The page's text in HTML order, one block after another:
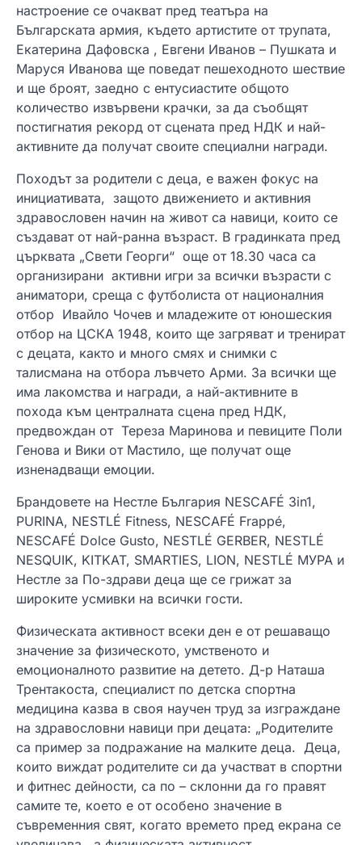
настроение се очакват пред театъра на
Българската армия, където артистите от трупата,
Екатерина Дафовска , Евгени Иванов – Пушката и
Маруся Иванова ще поведат пешеходното шествие
и ще броят, заедно с ентусиастите общото
количество извървени крачки, за да съобщят
постигнатия рекорд от сцената пред НДК и най-
активните да получат своите специални награди.
Походът за родители с деца, е важен фокус на
инициативата, защото движението и активния
здравословен начин на живот са навици, които се
създават от най-ранна възраст. В градинката пред
църквата „Свети Георги“ още от 18.30 часа са
организирани активни игри за всички възрасти с
аниматори, среща с футболиста от националния
отбор Ивайло Чочев и младежите от юношеския
отбор на ЦСКА 1948, които ще загряват и тренират
с децата, както и много смях и снимки с
талисмана на отбора лъвчето Арми. За всички ще
има лакомства и награди, а най-активните в
похода към централната сцена пред НДК,
предвождан от Тереза Маринова и певиците Поли
Генова и Вики от Мастило, ще получат още
изненадващи емоции.
Брандовете на Нестле България NESCAFÉ 3in1,
PURINA, NESTLÉ Fitness, NESCAFÉ Frappé,
NESCAFÉ Dolce Gusto, NESTLÉ GERBER, NESTLÉ
NESQUIK, KITKAT, SMARTIES, LION, NESTLÉ МУРА и
Нестле за По-здрави деца ще се грижат за
широките усмивки на всички гости.
Физическата активност всеки ден е от решаващо
значение за физическото, умственото и
емоционалното развитие на детето. Д-р Наташа
Трентакоста, специалист по детска спортна
медицина казва в своя научен труд за изграждане
на здравословни навици при децата: „Родителите
са пример за подражание на малките деца. Деца,
които виждат родителите си да участват в спортни
и фитнес дейности, са по – склонни да го правят
самите те, което е от особено значение в
съвременния свят, когато времето пред екрана се